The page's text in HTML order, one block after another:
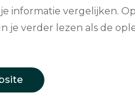
informatie vergelijken.
je verder lezen als de